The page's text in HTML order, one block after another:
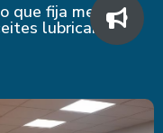
que fija metas de
lubricantes